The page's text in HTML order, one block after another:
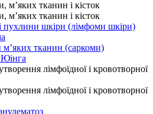
м’яких тканин і кісток
м’яких тканин і кісток
пухлини шкіри (лімфоми шкіри)
тканин (саркоми)
лімфоїдної і кровотворної
лімфоїдної і кровотворної